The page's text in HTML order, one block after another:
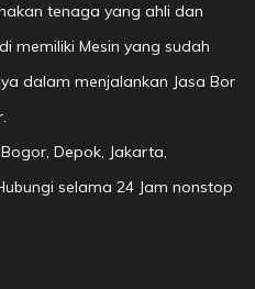
tenaga yang ahli dan
memiliki Mesin yang sudah
dalam menjalankan Jasa Bor
Depok, Jakarta,
selama 24 Jam nonstop